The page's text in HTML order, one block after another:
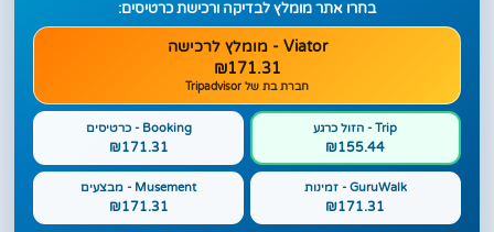
בחרו אתר מומלץ לבדיקה ורכישת כרטיסים:
Viator - מומלץ לרכישה
₪171.31
חברת בת של Tripadvisor
Trip - הזול כרגע
₪155.44
Booking - כרטיסים
₪171.31
GuruWalk - זמינות
₪171.31
Musement - מבצעים
₪171.31